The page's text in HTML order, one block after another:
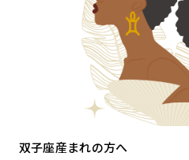
双子座産まれの方へ